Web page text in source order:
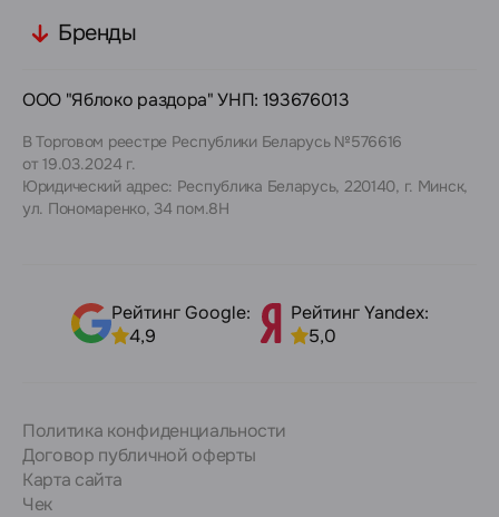
Бренды
ООО "Яблоко раздора" УНП: 193676013
В Торговом реестре Республики Беларусь №576616
от 19.03.2024 г.
Юридический адрес: Республика Беларусь, 220140, г. Минск,
ул. Пономаренко, 34 пом.8Н
Рейтинг Google:
4,9
Рейтинг Yandex:
5,0
Политика конфиденциальности
Договор публичной оферты
Карта сайта
Чек